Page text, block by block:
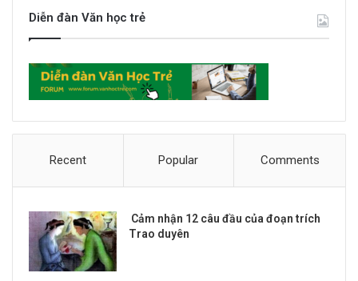
Diễn đàn Văn học trẻ
Recent Popular Comments
Cảm nhận 12 câu đầu của đoạn trích
Trao duyên